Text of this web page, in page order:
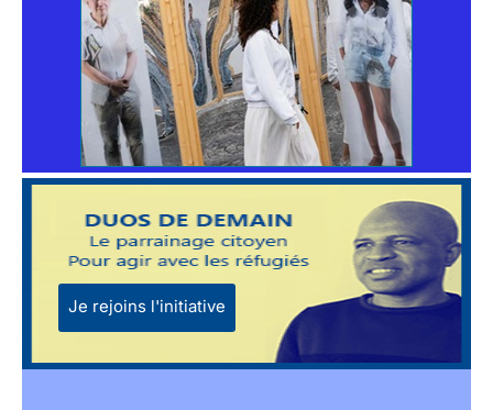
Je rejoins l'initiative